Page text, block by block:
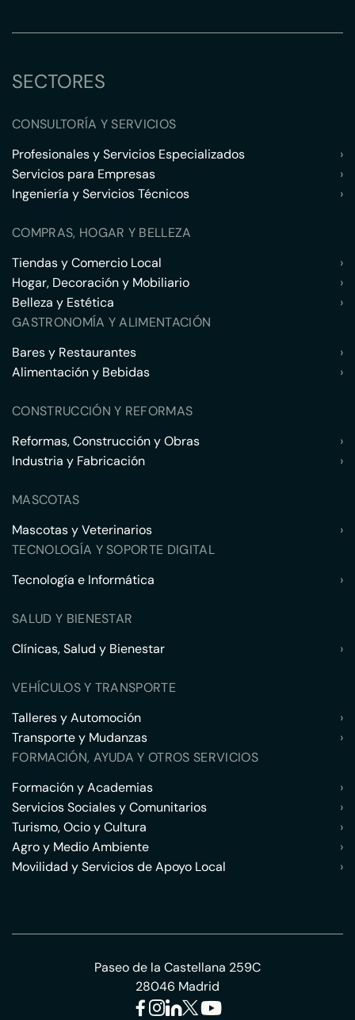
SECTORES
CONSULTORÍA Y SERVICIOS
Profesionales y Servicios Especializados
›
Servicios para Empresas
›
Ingeniería y Servicios Técnicos
›
COMPRAS, HOGAR Y BELLEZA
Tiendas y Comercio Local
›
Hogar, Decoración y Mobiliario
›
Belleza y Estética
›
GASTRONOMÍA Y ALIMENTACIÓN
Bares y Restaurantes
›
Alimentación y Bebidas
›
CONSTRUCCIÓN Y REFORMAS
Reformas, Construcción y Obras
›
Industria y Fabricación
›
MASCOTAS
Mascotas y Veterinarios
›
TECNOLOGÍA Y SOPORTE DIGITAL
Tecnología e Informática
›
SALUD Y BIENESTAR
Clínicas, Salud y Bienestar
›
VEHÍCULOS Y TRANSPORTE
Talleres y Automoción
›
Transporte y Mudanzas
›
FORMACIÓN, AYUDA Y OTROS SERVICIOS
Formación y Academias
›
Servicios Sociales y Comunitarios
›
Turismo, Ocio y Cultura
›
Agro y Medio Ambiente
›
Movilidad y Servicios de Apoyo Local
›
Paseo de la Castellana 259C
28046 Madrid